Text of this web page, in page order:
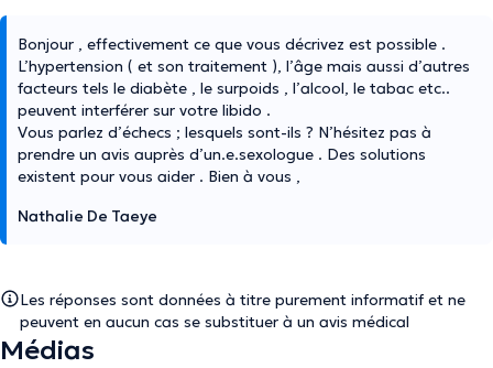
Bonjour , effectivement ce que vous décrivez est possible .
L’hypertension ( et son traitement ), l’âge mais aussi d’autres
facteurs tels le diabète , le surpoids , l’alcool, le tabac etc..
peuvent interférer sur votre libido .
Vous parlez d’échecs ; lesquels sont-ils ? N’hésitez pas à
prendre un avis auprès d’un.e.sexologue . Des solutions
existent pour vous aider . Bien à vous ,
Nathalie De Taeye
Les réponses sont données à titre purement informatif et ne
peuvent en aucun cas se substituer à un avis médical
Médias